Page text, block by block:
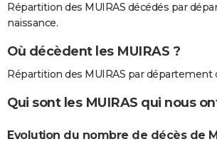
Répartition des MUIRAS décédés par
naissance.
Où décèdent les MUIRAS ?
Répartition des MUIRAS par département
Qui sont les MUIRAS qui nous
Evolution du nombre de décès de